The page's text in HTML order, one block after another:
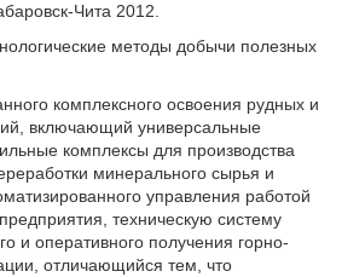
Чита 2012.
методы добычи полезных
комплексного освоения рудных и
включающий универсальные
комплексы для производства
минерального сырья и
управления работой
техническую систему
и оперативного получения горно-
отличающийся тем, что